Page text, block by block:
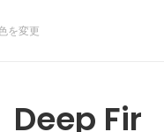
を変更
Deep Fir